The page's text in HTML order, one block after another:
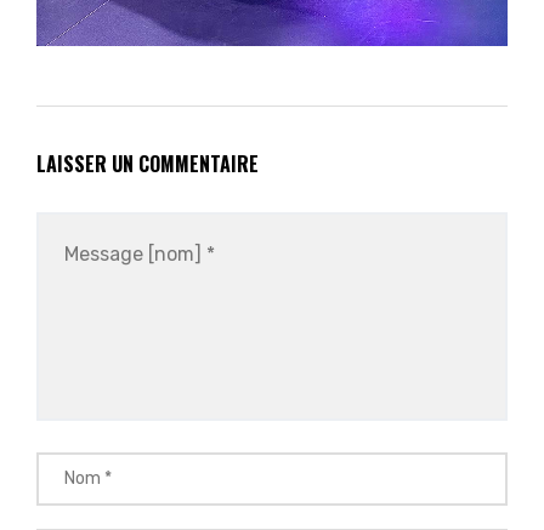
LAISSER UN COMMENTAIRE